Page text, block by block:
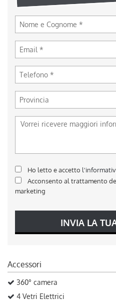
Ho letto e accetto
Acconsento al trattamento
marketing
INVIA LA
Accessori
360° camera
4 Vetri Elettrici